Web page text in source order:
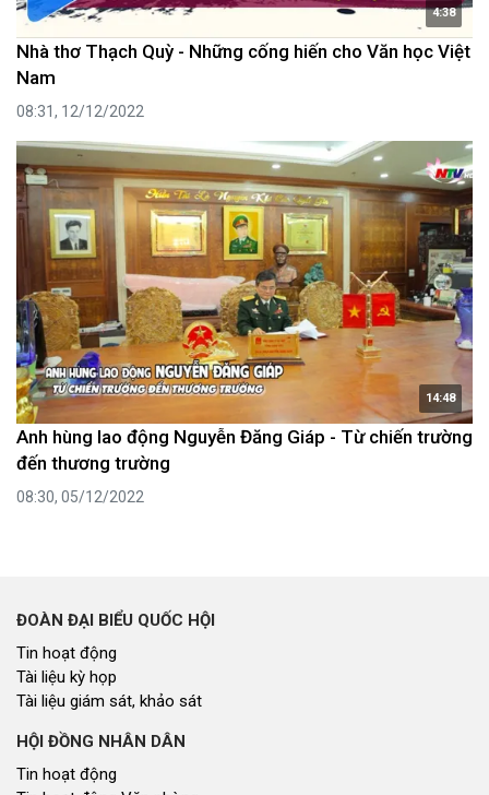
4:38
Nhà thơ Thạch Quỳ - Những cống hiến cho Văn học Việt
Nam
08:31, 12/12/2022
14:48
Anh hùng lao động Nguyễn Đăng Giáp - Từ chiến trường
đến thương trường
08:30, 05/12/2022
ĐOÀN ĐẠI BIỂU QUỐC HỘI
Tin hoạt động
Tài liệu kỳ họp
Tài liệu giám sát, khảo sát
HỘI ĐỒNG NHÂN DÂN
Tin hoạt động